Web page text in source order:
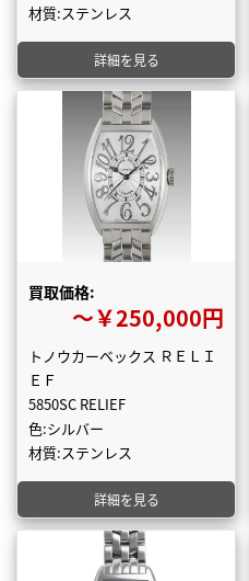
材質:ステンレス
詳細を見る
買取価格:
〜￥250,000円
トノウカーベックス ＲＥＬＩ
ＥＦ
5850SC RELIEF
色:シルバー
材質:ステンレス
詳細を見る